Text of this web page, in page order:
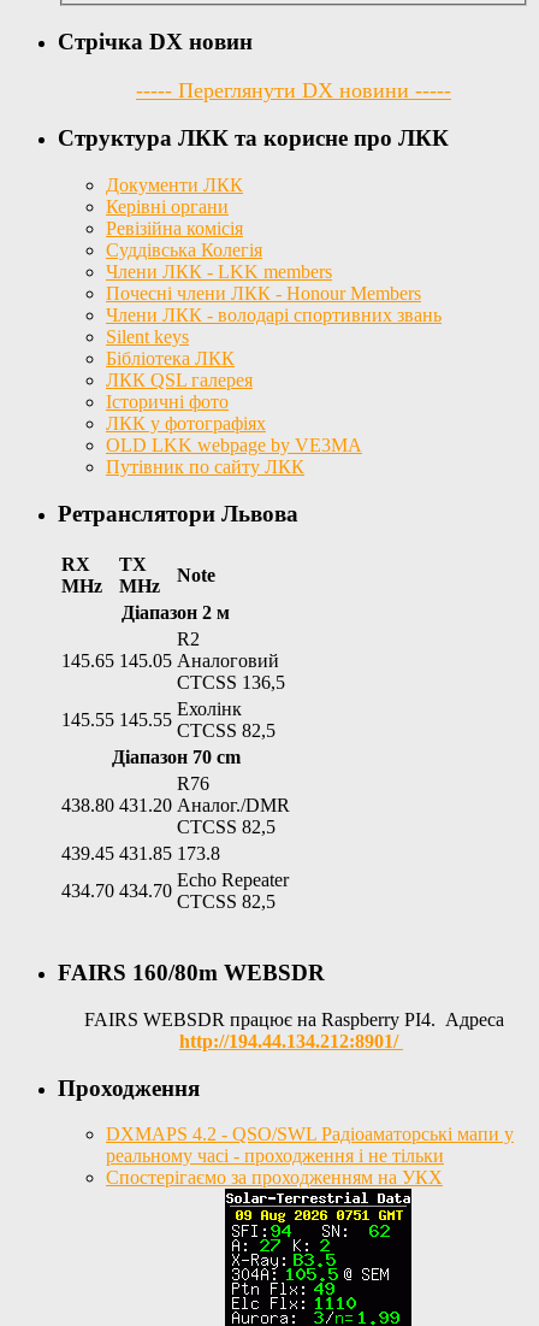
Стрічка DX новин
----- Переглянути DX новини -----
Структура ЛКК та корисне про ЛКК
Документи ЛКК
Керівні органи
Ревізійна комісія
Суддівська Колегія
Члени ЛКК - LKK members
Почесні члени ЛКК - Honour Members
Члени ЛКК - володарі спортивних звань
Silent keys
Бібліотека ЛКК
ЛКК QSL галерея
Історичні фото
ЛКК у фотографіях
OLD LKK webpage by VE3MA
Путівник по сайту ЛКК
Ретранслятори Львова
RX
MHz
TX
MHz
Note
Діапазон 2 м
145.65 145.05
R2
Аналоговий
CTCSS 136,5
145.55 145.55
Ехолінк
CTCSS 82,5
Діапазон 70 cm
438.80 431.20
R76
Аналог./DMR
CTCSS 82,5
439.45 431.85 173.8
434.70 434.70
Echo Repeater
CTCSS 82,5
FAIRS 160/80m WEBSDR
FAIRS WEBSDR працює на Raspberry PI4. Адреса
http://194.44.134.212:8901/
Проходження
DXMAPS 4.2 - QSO/SWL Радіоаматорські мапи у
реальному часі - проходження і не тільки
Спостерігаємо за проходженням на УКХ